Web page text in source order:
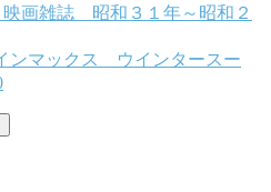
画雑誌 昭和３１年～昭和２
マックス ウインタースー